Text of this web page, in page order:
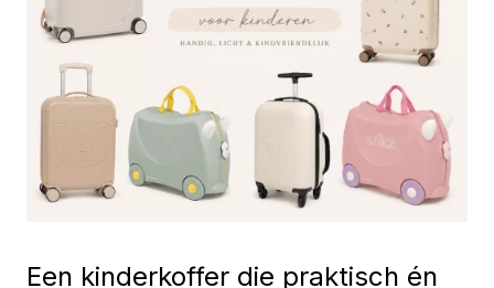
Een kinderkoffer die praktisch én